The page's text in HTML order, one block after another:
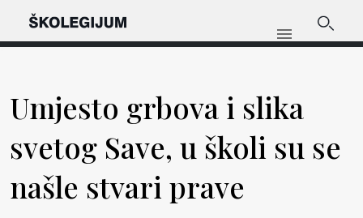
Umjesto grbova i slika
svetog Save, u školi su se
našle stvari prave